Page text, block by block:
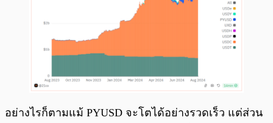
อย่างไรก็ตามแม้ PYUSD จะโตได้อย่างรวดเร็ว แต่ส่วน